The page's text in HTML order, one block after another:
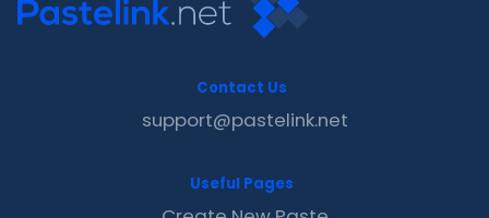
Contact Us
support@pastelink.net
Useful Pages